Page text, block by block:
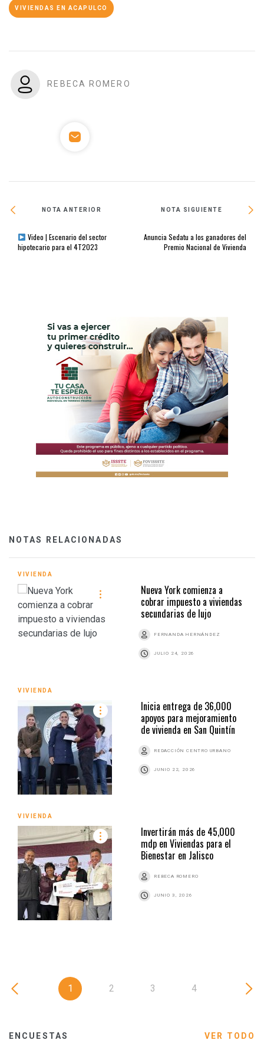
VIVIENDAS EN ACAPULCO
REBECA ROMERO
NOTA ANTERIOR
Video | Escenario del sector
hipotecario para el 4T2023
NOTA SIGUIENTE
Anuncia Sedatu a los ganadores del
Premio Nacional de Vivienda
NOTAS RELACIONADAS
VIVIENDA
Nueva York comienza a
cobrar impuesto a viviendas
secundarias de lujo
FERNANDA HERNÁNDEZ
JULIO 24, 2026
VIVIENDA
Inicia entrega de 36,000
apoyos para mejoramiento
de vivienda en San Quintín
REDACCIÓN CENTRO URBANO
JUNIO 22, 2026
VIVIENDA
Invertirán más de 45,000
mdp en Viviendas para el
Bienestar en Jalisco
REBECA ROMERO
JUNIO 3, 2026
1 2 3 4
ENCUESTAS VER TODO